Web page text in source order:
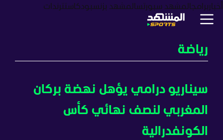
أخبار برامجالمشهد سبورتسالمشهد بزنسبودكاستترندات
رياضة
سيناريو درامي يؤهل نهضة بركان
المغربي لنصف نهائي كأس
الكونفدرالية